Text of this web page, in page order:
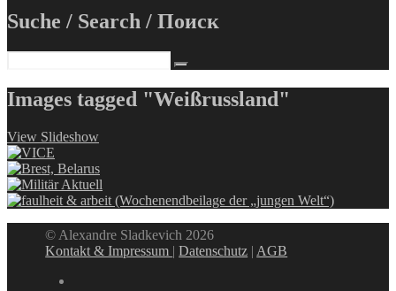
Suche / Search / Поиск
Images tagged "Weißrussland"
View Slideshow
© Alexandre Sladkevich 2026
Kontakt & Impressum |Datenschutz | AGB